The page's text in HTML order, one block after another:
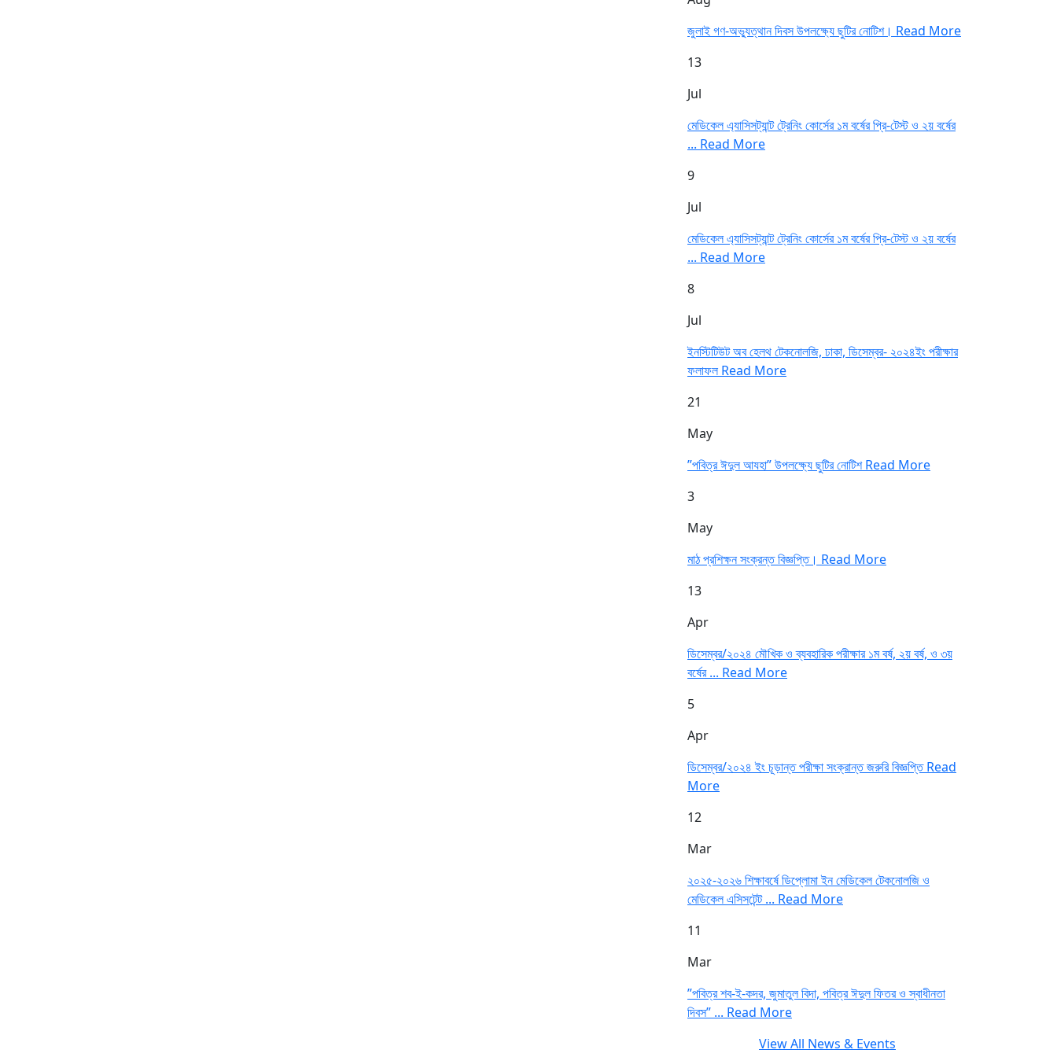
জুলাই গণ-অভ্যুত্থান দিবস উপলক্ষ্যে ছুটির নোটিশ। Read More
13
Jul
মেডিকেল এ্যাসিসট্যান্ট ট্রেনিং কোর্সের ১ম বর্ষের প্রি-টেস্ট ও ২য় বর্ষের
... Read More
9
Jul
মেডিকেল এ্যাসিসট্যান্ট ট্রেনিং কোর্সের ১ম বর্ষের প্রি-টেস্ট ও ২য় বর্ষের
... Read More
8
Jul
ইনস্টিটিউট অব হেলথ টেকনোলজি, ঢাকা, ডিসেম্বর- ২০২৪ইং পরীক্ষার
ফলাফলRead More
21
May
”পবিত্র ঈদুল আযহা” উপলক্ষ্যে ছুটির নোটিশRead More
3
May
মাঠ প্রশিক্ষন সংক্রন্ত বিজ্ঞপ্তি। Read More
13
Apr
ডিসেম্বর/২০২৪ মৌখিক ও ব্যবহারিক পরীক্ষার ১ম বর্ষ, ২য় বর্ষ, ও ৩য়
বর্ষের ... Read More
5
Apr
ডিসেম্বর/২০২৪ ইং চূড়ান্ত পরীক্ষা সংক্রান্ত জরুরি বিজ্ঞপ্তিRead
More
12
Mar
২০২৫-২০২৬ শিক্ষাবর্ষে ডিপ্লোমা ইন মেডিকেল টেকনোলজি ও
মেডিকেল এসিসটেন্ট ... Read More
11
Mar
”পবিত্র শব-ই-কদর, জুমাতুল বিদা, পবিত্র ঈদুল ফিতর ও স্বাধীনতা
দিবস” ... Read More
View All News & Events